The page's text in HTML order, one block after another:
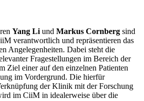
Yang Li und Markus Cornberg sind
verantwortlich und repräsentieren das
Angelegenheiten. Dabei steht die
Fragestellungen im Bereich der
Ziel einer auf den einzelnen Patienten
im Vordergrund. Die hierfür
der Klinik mit der Forschung
im CiiM in idealerweise über die